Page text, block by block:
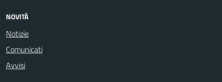
NOVITÀ
Notizie
Comunicati
Avvisi